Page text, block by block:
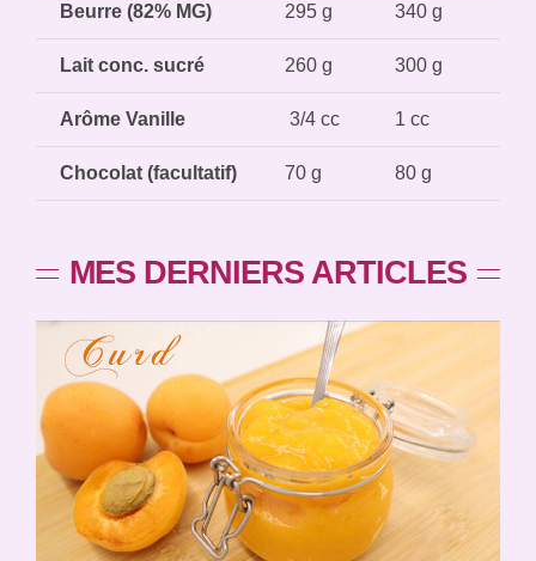
Beurre (82% MG) 295 g 340 g
Lait conc. sucré 260 g 300 g
Arôme Vanille 3/4 cc 1 cc
Chocolat (facultatif) 70 g 80 g
MES DERNIERS ARTICLES